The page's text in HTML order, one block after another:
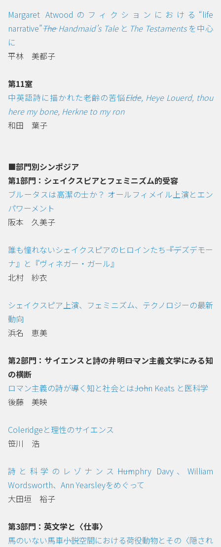
Margaret Atwoodのフィクションにおける“life
narrative”――The Handmaid’s Tale と The Testaments を中心
に
平林 美都子
第11室
中英語詩に描かれた老齢の苦悩――Elde, Heye Louerd, thou
here my bone, Herkne to my ron
和田 葉子
■部門別シンポジア
第1部門：シェイクスピアとフェミニズム的受容
ブルータスは高潔の士か？ オールフィメイル上演とエン
パワーメント
阪本 久美子
誰も憧れないシェイクスピアのヒロインたち――『デズデモー
ナ』と『ヴィネガー・ガール』
北村 紗衣
シェイクスピア上演、フェミニズム、テクノロジーの最新
動向
浜名 恵美
第2部門：サイエンスと詩の弁明――ロマン主義文学にみる知
の横断
ロマン主義の詩が導く知と社会とは――John Keats と医科学
後藤 美映
Coleridgeと理性のサイエンス
笹川 浩
詩と科学のレゾナンス――Humphry Davy、William
Wordsworth、Ann Yearsleyをめぐって
大田垣 裕子
第3部門：英文学と〈仕事〉
馬のいない馬車――小説空間における荷役動物とその〈隠され